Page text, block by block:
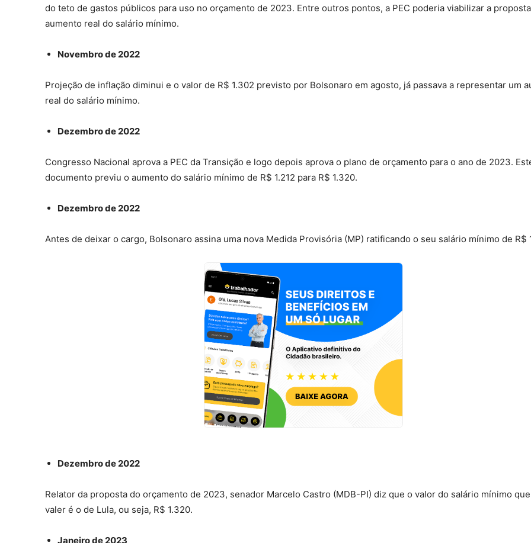
do teto de gastos públicos para uso no orçamento de 2023. Entre outros pontos, a PEC poderia viabilizar a
aumento real do salário mínimo.
Novembro de 2022
Projeção de inflação diminui e o valor de R$ 1.302 previsto por Bolsonaro em agosto, já passava a representar um
real do salário mínimo.
Dezembro de 2022
Congresso Nacional aprova a PEC da Transição e logo depois aprova o plano de orçamento para o ano de 2023.
documento previu o aumento do salário mínimo de R$ 1.212 para R$ 1.320.
Dezembro de 2022
Antes de deixar o cargo, Bolsonaro assina uma nova Medida Provisória (MP) ratificando o seu salário mínimo de R$
Dezembro de 2022
Relator da proposta do orçamento de 2023, senador Marcelo Castro (MDB-PI) diz que o valor do salário mínimo
valer é o de Lula, ou seja, R$ 1.320.
Janeiro de 2023